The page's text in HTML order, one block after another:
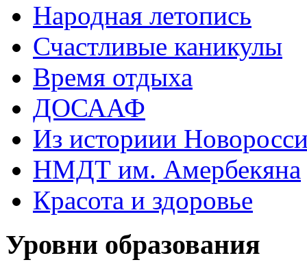
Народная летопись
Счастливые каникулы
Время отдыха
ДОСААФ
Из историии
НМДТ им. Амербекяна
Красота и здоровье
Уровни образования